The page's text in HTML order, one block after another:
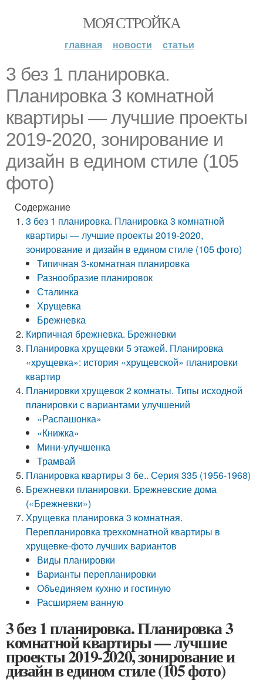
МОЯ СТРОЙКА
главная новости статьи
3 без 1 планировка.
Планировка 3 комнатной
квартиры — лучшие проекты
2019-2020, зонирование и
дизайн в едином стиле (105
фото)
Содержание
3 без 1 планировка. Планировка 3 комнатной
квартиры — лучшие проекты 2019-2020,
зонирование и дизайн в едином стиле (105 фото)
Типичная 3-комнатная планировка
Разнообразие планировок
Сталинка
Хрущевка
Брежневка
Кирпичная брежневка. Брежневки
Планировка хрущевки 5 этажей. Планировка
«хрущевка»: история «хрущевской» планировки
квартир
Планировки хрущевок 2 комнаты. Типы исходной
планировки с вариантами улучшений
«Распашонка»
«Книжка»
Мини-улучшенка
Трамвай
Планировка квартиры 3 бе.. Серия 335 (1956-1968)
Брежневки планировки. Брежневские дома
(«Брежневки»)
Хрущевка планировка 3 комнатная.
Перепланировка трехкомнатной квартиры в
хрущевке-фото лучших вариантов
Виды планировки
Варианты перепланировки
Объединяем кухню и гостиную
Расширяем ванную
3 без 1 планировка. Планировка 3
комнатной квартиры — лучшие
проекты 2019-2020, зонирование и
дизайн в едином стиле (105 фото)